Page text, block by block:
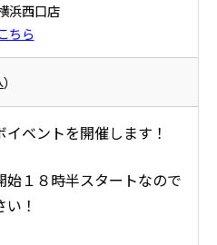
浜西口店
ちら
ベントを開催します！
始１８時半スタートなので
！